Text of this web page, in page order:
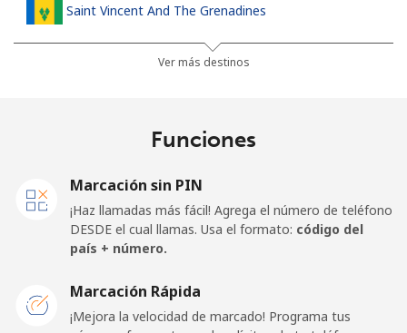
Saint Vincent And The Grenadines
11 min por ⁦$5⁩
Línea fija
⁦199.5c⁩
San Marino
Ver más destinos
Funciones
Marcación sin PIN
¡Haz llamadas más fácil! Agrega el número de teléfono
DESDE el cual llamas. Usa el formato: código del
país + número.
Marcación Rápida
¡Mejora la velocidad de marcado! Programa tus